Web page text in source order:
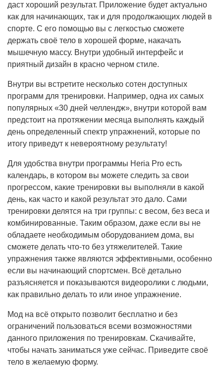
даст хороший результат. Приложение будет актуально
как для начинающих, так и для продолжающих людей в
спорте. С его помощью вы с легкостью сможете
держать своё тело в хорошей форме, накачать
мышечную массу. Внутри удобный интерфейс и
приятный дизайн в красно черном стиле.
Внутри вы встретите несколько сотен доступных
программ для тренировки. Например, одна их самых
популярных «30 дней челлендж», внутри которой вам
предстоит на протяжении месяца выполнять каждый
день определенный спектр упражнений, которые по
итогу приведут к невероятному результату!
Для удобства внутри программы Heria Pro есть
календарь, в котором вы можете следить за свои
прогрессом, какие тренировки вы выполняли в какой
день, как часто и какой результат это дало. Сами
тренировки делятся на три группы: с весом, без веса и
комбинированные. Таким образом, даже если вы не
обладаете необходимым оборудованием дома, вы
сможете делать что-то без утяжелителей. Такие
упражнения также являются эффективными, особенно
если вы начинающий спортсмен. Всё детально
разъясняется и показываются видеоролики с людьми,
как правильно делать то или иное упражнение.
Мод на всё открыто позволит бесплатно и без
ограничений пользоваться всеми возможностями
данного приложения по тренировкам. Скачивайте,
чтобы начать заниматься уже сейчас. Приведите своё
тело в желаемую форму.